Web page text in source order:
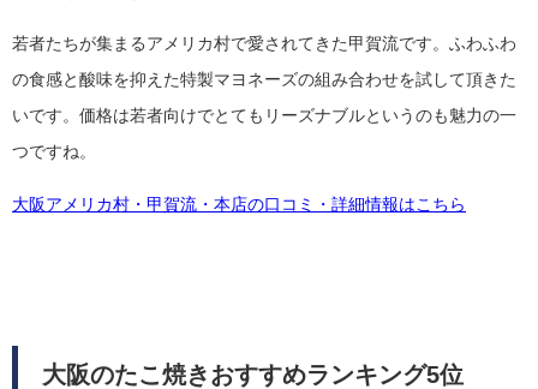
若者たちが集まるアメリカ村で愛されてきた甲賀流です。ふわふわ
の食感と酸味を抑えた特製マヨネーズの組み合わせを試して頂きた
いです。価格は若者向けでとてもリーズナブルというのも魅力の一
つですね。
大阪アメリカ村・甲賀流・本店の口コミ・詳細情報はこちら
大阪のたこ焼きおすすめランキング5位